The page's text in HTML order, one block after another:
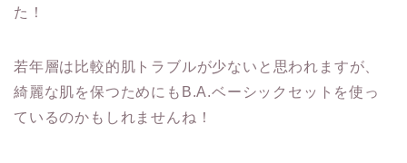
た！
若年層は比較的肌トラブルが少ないと思われますが、
綺麗な肌を保つためにもB.A.ベーシックセットを使っ
ているのかもしれませんね！